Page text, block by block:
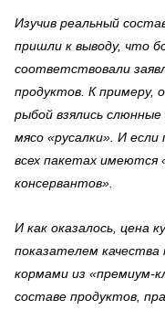
Изучив реальный
пришли к выводу, что
соответствовали
продуктов. К примеру,
рыбой взялись
мясо «русалки». И
всех пакетах имеются
консервантов».
И как оказалось, цена
показателем
кормами из «премиум-
составе продуктов,